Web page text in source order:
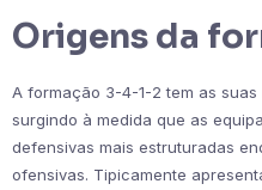
Origens da
A formação 3-4-1-2 tem as
surgindo à medida que as
defensivas mais estruturadas
ofensivas. Tipicamente